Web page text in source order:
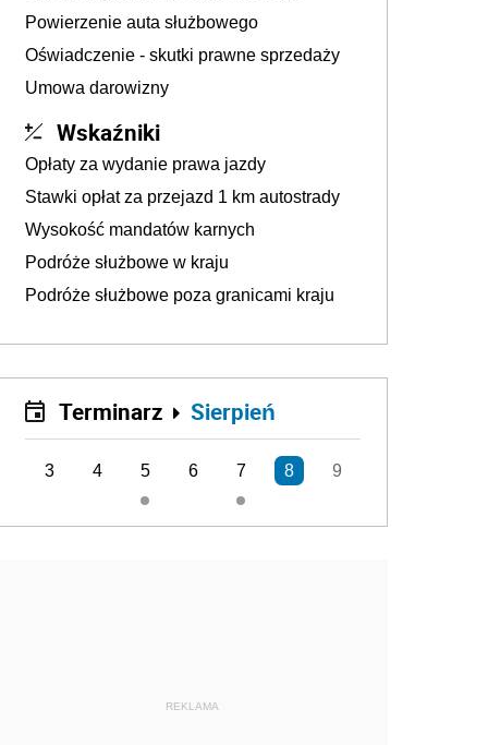
Powierzenie auta służbowego
Oświadczenie - skutki prawne sprzedaży
Umowa darowizny
Wskaźniki
Opłaty za wydanie prawa jazdy
Stawki opłat za przejazd 1 km autostrady
Wysokość mandatów karnych
Podróże służbowe w kraju
Podróże służbowe poza granicami kraju
Terminarz Sierpień
3 4 5 6 7 8 9
REKLAMA